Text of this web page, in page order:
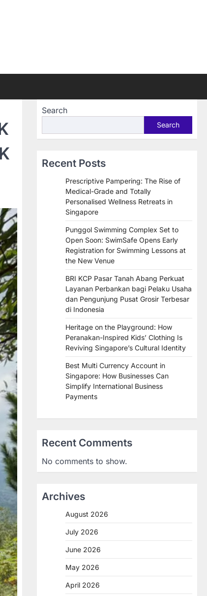
Search
Search
Recent Posts
Prescriptive Pampering: The Rise of
Medical-Grade and Totally
Personalised Wellness Retreats in
Singapore
Punggol Swimming Complex Set to
Open Soon: SwimSafe Opens Early
Registration for Swimming Lessons at
the New Venue
BRI KCP Pasar Tanah Abang Perkuat
Layanan Perbankan bagi Pelaku Usaha
dan Pengunjung Pusat Grosir Terbesar
di Indonesia
Heritage on the Playground: How
Peranakan-Inspired Kids’ Clothing Is
Reviving Singapore’s Cultural Identity
Best Multi Currency Account in
Singapore: How Businesses Can
Simplify International Business
Payments
Recent Comments
No comments to show.
Archives
August 2026
July 2026
June 2026
May 2026
April 2026